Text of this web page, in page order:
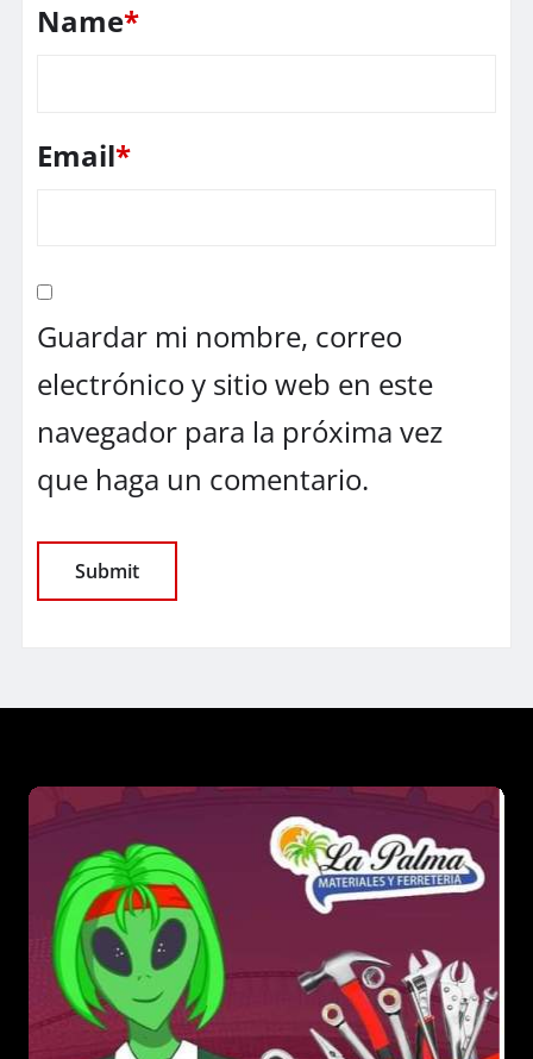
Name*
Email*
Guardar mi nombre, correo
electrónico y sitio web en este
navegador para la próxima vez
que haga un comentario.